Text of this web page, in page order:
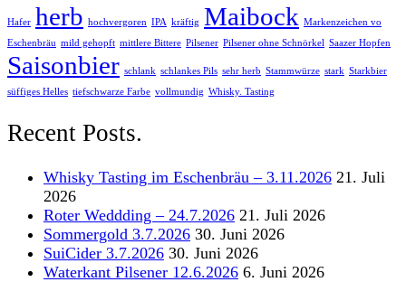
Hafer herb hochvergoren IPA kräftig Maibock Markenzeichen vo
Eschenbräu mild gehopft mittlere Bittere Pilsener Pilsener ohne Schnörkel Saazer Hopfen
Saisonbier schlank schlankes Pils sehr herb Stammwürze stark Starkbier
süffiges Helles tiefschwarze Farbe vollmundig Whisky. Tasting
Recent Posts.
Whisky Tasting im Eschenbräu – 3.11.2026 21. Juli
2026
Roter Weddding – 24.7.2026 21. Juli 2026
Sommergold 3.7.2026 30. Juni 2026
SuiCider 3.7.2026 30. Juni 2026
Waterkant Pilsener 12.6.2026 6. Juni 2026